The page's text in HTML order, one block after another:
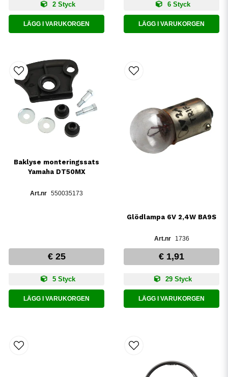
2 Styck
LÄGG I VARUKORGEN
6 Styck
LÄGG I VARUKORGEN
Baklyse monteringssats
Yamaha DT50MX
550035173
€ 25
5 Styck
LÄGG I VARUKORGEN
Glödlampa 6V 2,4W BA9S
1736
€ 1,91
29 Styck
LÄGG I VARUKORGEN